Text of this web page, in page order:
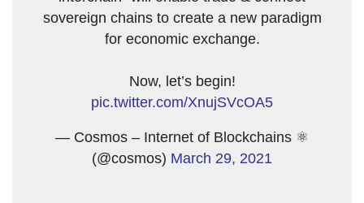
sovereign chains to create a new paradigm
for economic exchange.
Now, let’s begin!
pic.twitter.com/XnujSVcOA5
— Cosmos – Internet of Blockchains ⚛️
(@cosmos) March 29, 2021